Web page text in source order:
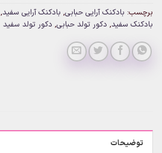
برچسب: بادکنک آرایی حبابی, بادکنک آرایی سفید,
بادکنک سفید, دکور تولد حبابی, دکور تولد سفید
توضیحات